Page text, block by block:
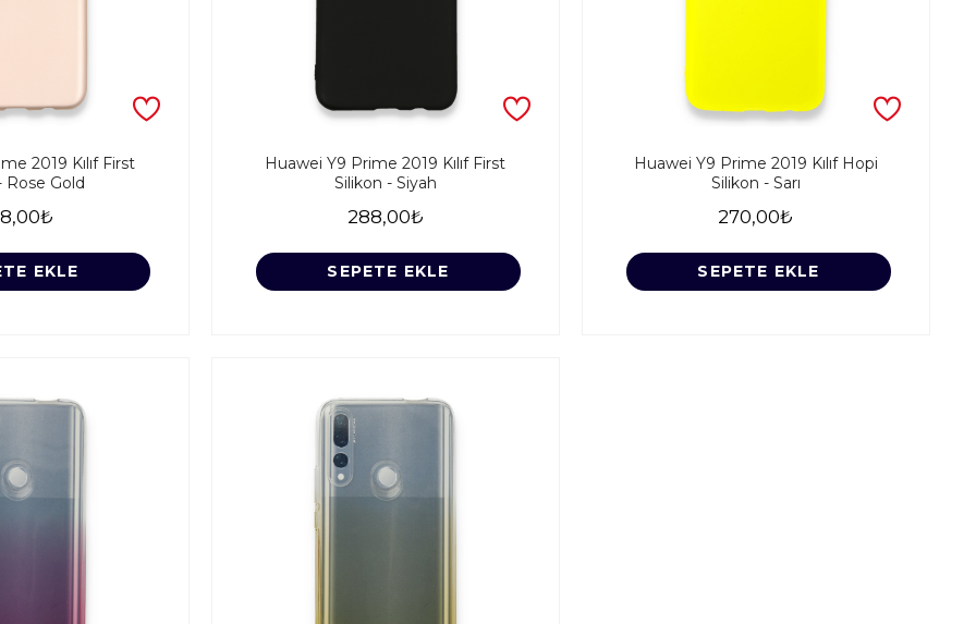
2019 Kılıf First
Rose Gold
EKLE
Huawei Y9 Prime 2019 Kılıf First
Silikon - Siyah
288,00₺
SEPETE EKLE
Huawei Y9 Prime 2019 Kılıf Hopi
Silikon - Sarı
270,00₺
SEPETE EKLE